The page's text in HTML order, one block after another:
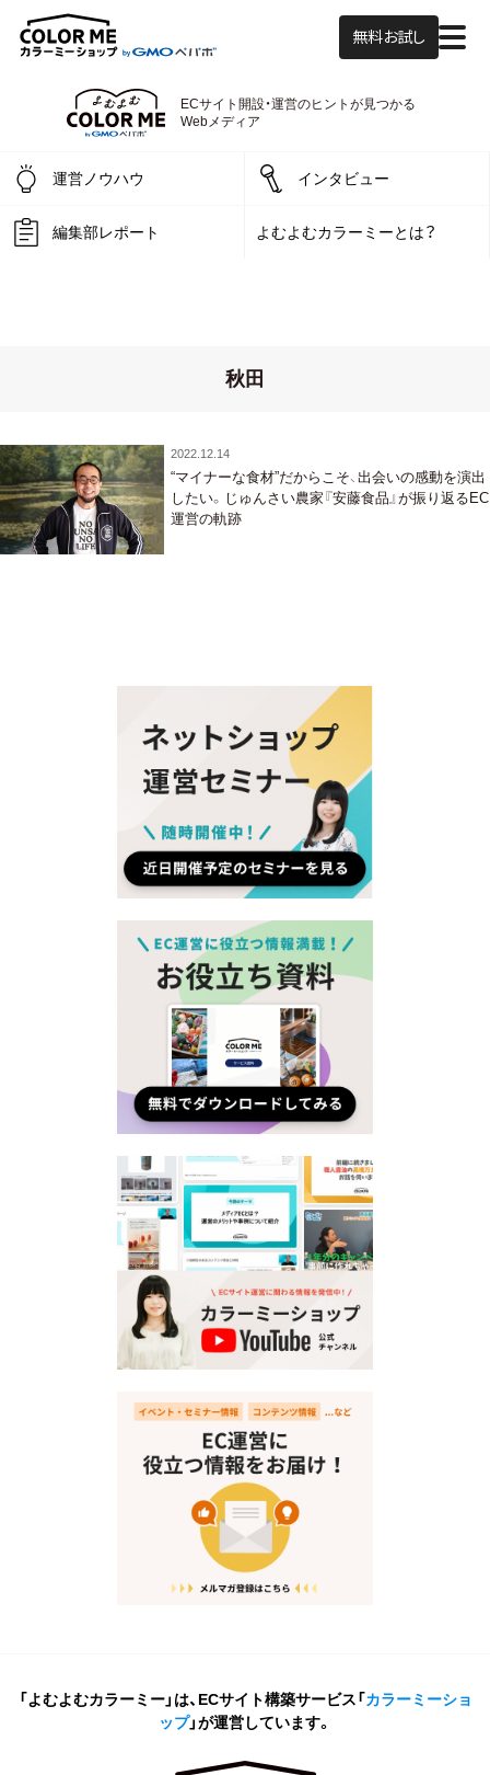
無料お試し
よむよむカラーミー
ECサイト開設・運営のヒントが見つかる
Webメディア
運営ノウハウ インタビュー
編集部レポート よむよむカラーミーとは？
秋田
2022.12.14
“マイナーな食材”だからこそ、出会いの感動を演出
したい。じゅんさい農家『安藤食品』が振り返るEC
運営の軌跡
「よむよむカラーミー」は、ECサイト構築サービス「カラーミーショ
ップ」が運営しています。